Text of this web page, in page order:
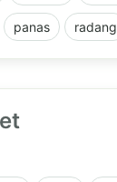
panas radang